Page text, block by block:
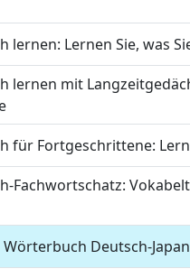
lernen: Lernen Sie, was
lernen mit
für Fortgeschrittene:
Fachwortschatz:
Deutsch-